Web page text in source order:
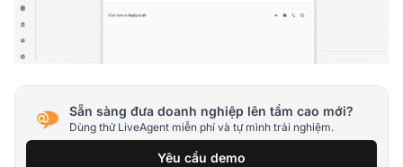
Sẵn sàng đưa doanh nghiệp lên tầm cao mới?
Dùng thử LiveAgent miễn phí và tự mình trải nghiệm.
Yêu cầu demo